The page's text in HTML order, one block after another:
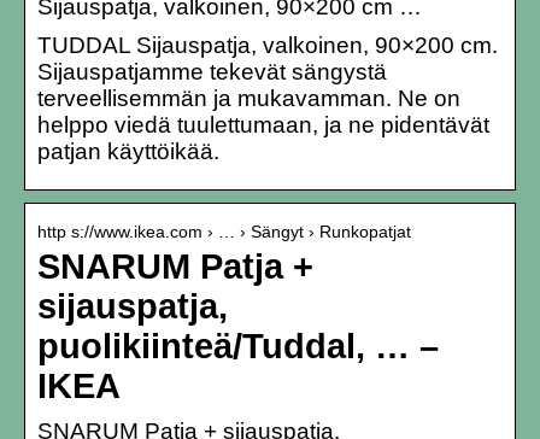
Sijauspatja, valkoinen, 90×200 cm …
TUDDAL Sijauspatja, valkoinen, 90×200 cm.
Sijauspatjamme tekevät sängystä
terveellisemmän ja mukavamman. Ne on
helppo viedä tuulettumaan, ja ne pidentävät
patjan käyttöikää.
http s://www.ikea.com › … › Sängyt › Runkopatjat
SNARUM Patja +
sijauspatja,
puolikiinteä/Tuddal, … –
IKEA
SNARUM Patja + sijauspatja,